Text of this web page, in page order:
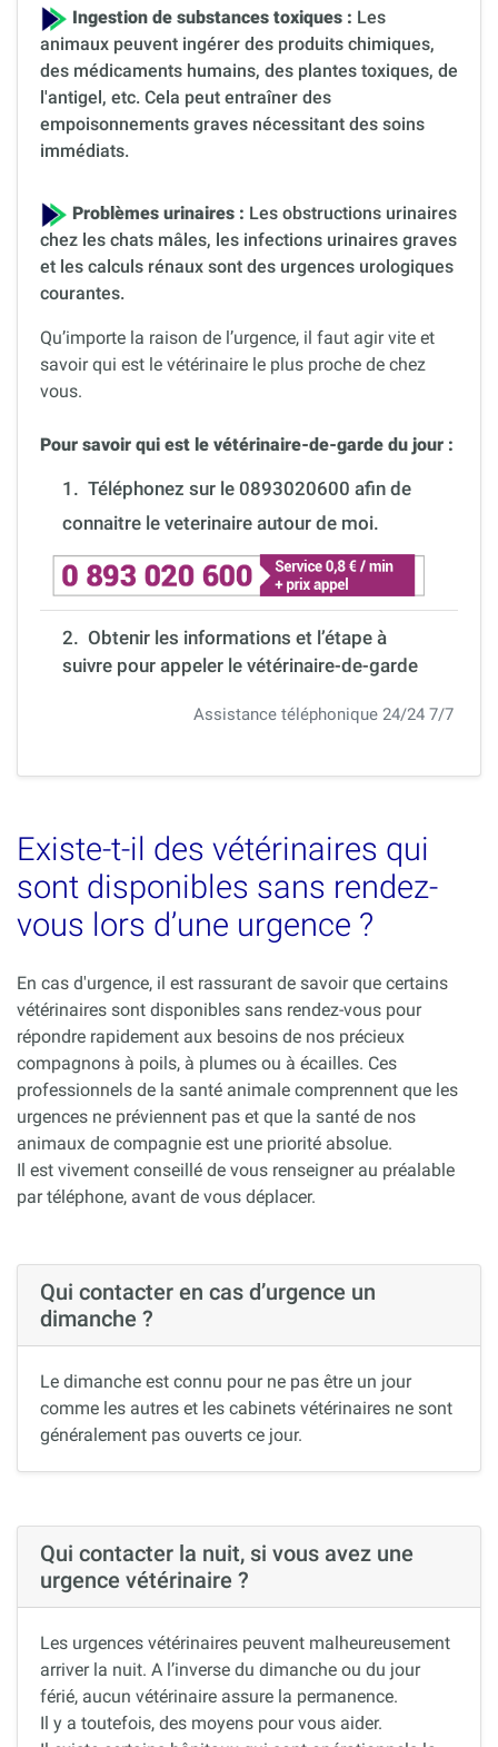
Ingestion de substances toxiques : Les
animaux peuvent ingérer des produits chimiques,
des médicaments humains, des plantes toxiques, de
l'antigel, etc. Cela peut entraîner des
empoisonnements graves nécessitant des soins
immédiats.
Problèmes urinaires : Les obstructions urinaires
chez les chats mâles, les infections urinaires graves
et les calculs rénaux sont des urgences urologiques
courantes.
Qu’importe la raison de l’urgence, il faut agir vite et
savoir qui est le vétérinaire le plus proche de chez
vous.
Pour savoir qui est le vétérinaire-de-garde du jour :
1. Téléphonez sur le 0893020600 afin de
connaitre le veterinaire autour de moi.
2. Obtenir les informations et l’étape à
suivre pour appeler le vétérinaire-de-garde
Assistance téléphonique 24/24 7/7
Existe-t-il des vétérinaires qui
sont disponibles sans rendez-
vous lors d’une urgence ?
En cas d'urgence, il est rassurant de savoir que certains
vétérinaires sont disponibles sans rendez-vous pour
répondre rapidement aux besoins de nos précieux
compagnons à poils, à plumes ou à écailles. Ces
professionnels de la santé animale comprennent que les
urgences ne préviennent pas et que la santé de nos
animaux de compagnie est une priorité absolue.
Il est vivement conseillé de vous renseigner au préalable
par téléphone, avant de vous déplacer.
Qui contacter en cas d’urgence un
dimanche ?
Le dimanche est connu pour ne pas être un jour
comme les autres et les cabinets vétérinaires ne sont
généralement pas ouverts ce jour.
Qui contacter la nuit, si vous avez une
urgence vétérinaire ?
Les urgences vétérinaires peuvent malheureusement
arriver la nuit. A l’inverse du dimanche ou du jour
férié, aucun vétérinaire assure la permanence.
Il y a toutefois, des moyens pour vous aider.